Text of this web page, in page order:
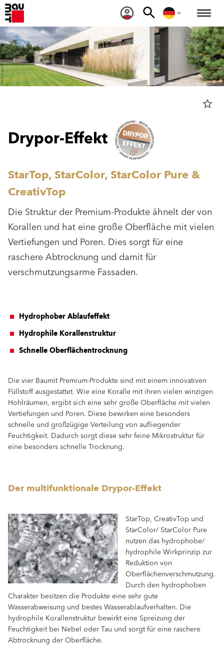
star_border
Drypor-Effekt
StarTop, StarColor, StarColor Pure &
CreativTop
Die Struktur der Premium-Produkte ähnelt der von
Korallen und hat eine große Oberfläche mit vielen
Vertiefungen und Poren. Dies sorgt für eine
raschere Abtrocknung und damit für
verschmutzungsarme Fassaden.
Hydrophober Ablaufeffekt
Hydrophile Korallenstruktur
Schnelle Oberflächentrocknung
Die vier Baumit Premium-Produkte sind mit einem innovativen
Füllstoff ausgestattet. Wie eine Koralle mit ihren vielen winzigen
Hohlräumen, ergibt sich eine sehr große Oberfläche mit vielen
Vertiefungen und Poren. Diese bewirken eine besonders
schnelle und großzügige Verteilung von aufliegender
Feuchtigkeit. Dadurch sorgt diese sehr feine Mikrostruktur für
eine besonders schnelle Trocknung.
Der multifunktionale Drypor-Effekt
StarTop, CreativTop und
StarColor/ StarColor Pure
nutzen das hydrophobe/
hydrophile Wirkprinzip zur
Reduktion von
Oberflächenverschmutzung.
Durch den hydrophoben
Charakter besitzen die Produkte eine sehr gute
Wasserabweisung und bestes Wasserablaufverhalten. Die
hydrophile Korallenstruktur bewirkt eine Spreizung der
Feuchtigkeit bei Nebel oder Tau und sorgt für eine raschere
Abtrocknung der Oberfläche.